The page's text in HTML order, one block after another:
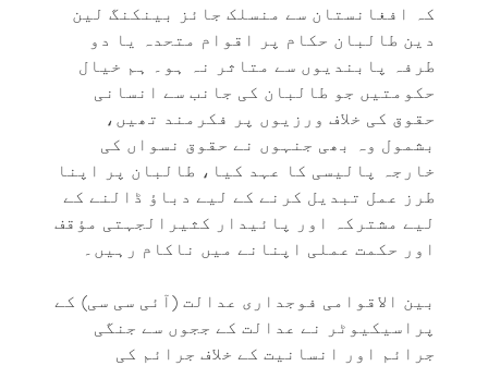
کہ افغانستان سے منسلک جائز بینکنگ لین
دین طالبان حکام پر اقوام متحدہ یا دو
طرفہ پابندیوں سے متاثر نہ ہو۔ ہم خیال
حکومتیں جو طالبان کی جانب سے انسانی
حقوق کی خلاف ورزیوں پر فکرمند تھیں،
بشمول وہ بھی جنہوں نے حقوق نسواں کی
خارجہ پالیسی کا عہد کیا، طالبان پر اپنا
طرز عمل تبدیل کرنے کے لیے دباؤ ڈالنے کے
لیے مشترکہ اور پائیدار کثیرالجہتی مؤقف
اور حکمت عملی اپنانے میں ناکام رہیں۔
بین الاقوامی فوجداری عدالت (آئی سی سی) کے
پراسیکیوٹر نے عدالت کے ججوں سے جنگی
جرائم اور انسانیت کے خلاف جرائم کی